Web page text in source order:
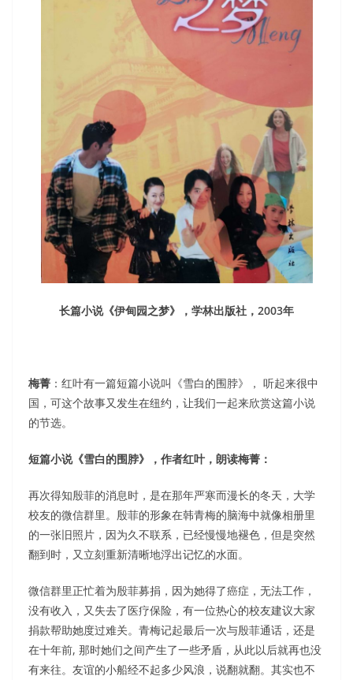
长篇小说《伊甸园之梦》，学林出版社，2003年
梅菁 ：红叶有一篇短篇小说叫《雪白的围脖》， 听起来很中
国，可这个故事又发生在纽约，让我们一起来欣赏这篇小说
的节选。
短篇小说《雪白的围脖》，作者红叶，朗读梅菁：
再次得知殷菲的消息时，是在那年严寒而漫长的冬天，大学
校友的微信群里。殷菲的形象在韩青梅的脑海中就像相册里
的一张旧照片，因为久不联系，已经慢慢地褪色，但是突然
翻到时，又立刻重新清晰地浮出记忆的水面。
微信群里正忙着为殷菲募捐，因为她得了癌症，无法工作，
没有收入，又失去了医疗保险，有一位热心的校友建议大家
捐款帮助她度过难关。青梅记起最后一次与殷菲通话，还是
在十年前, 那时她们之间产生了一些矛盾，从此以后就再也没
有来往。友谊的小船经不起多少风浪，说翻就翻。其实也不